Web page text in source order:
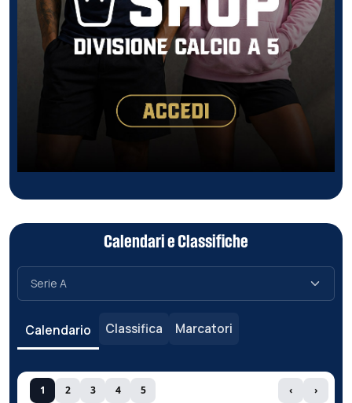
Calendari e Classifiche
Calendario Classifica Marcatori
1 2 3 4 5 ‹ ›